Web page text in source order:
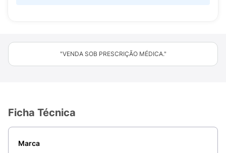
"VENDA SOB PRESCRIÇÃO MÉDICA."
Ficha Técnica
Marca